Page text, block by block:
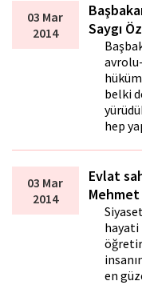
03 Mar
2014
Saygı
belki
hep
03 Mar
2014
Evlat
Mehmet
hayati
en